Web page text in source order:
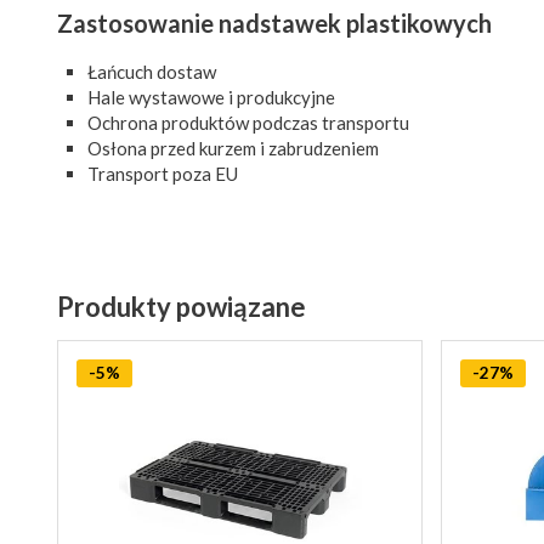
Zastosowanie nadstawek plastikowych
Łańcuch dostaw
Hale wystawowe i produkcyjne
Ochrona produktów podczas transportu
Osłona przed kurzem i zabrudzeniem
Transport poza EU
Produkty powiązane
-5% -27%